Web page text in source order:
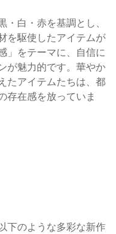
白・赤を基調とし、
を駆使したアイテムが
」をテーマに、自信に
が魅力的です。華やか
たアイテムたちは、都
存在感を放っていま
下のような多彩な新作